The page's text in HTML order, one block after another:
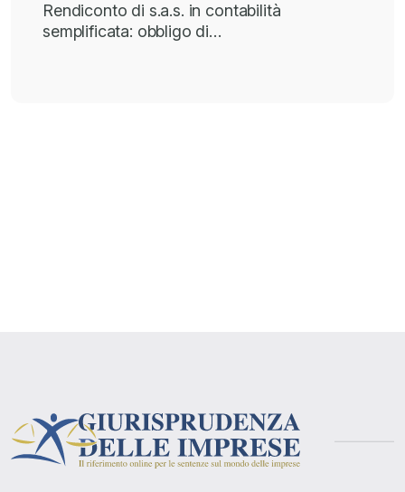
Rendiconto di s.a.s. in contabilità
semplificata: obbligo di…